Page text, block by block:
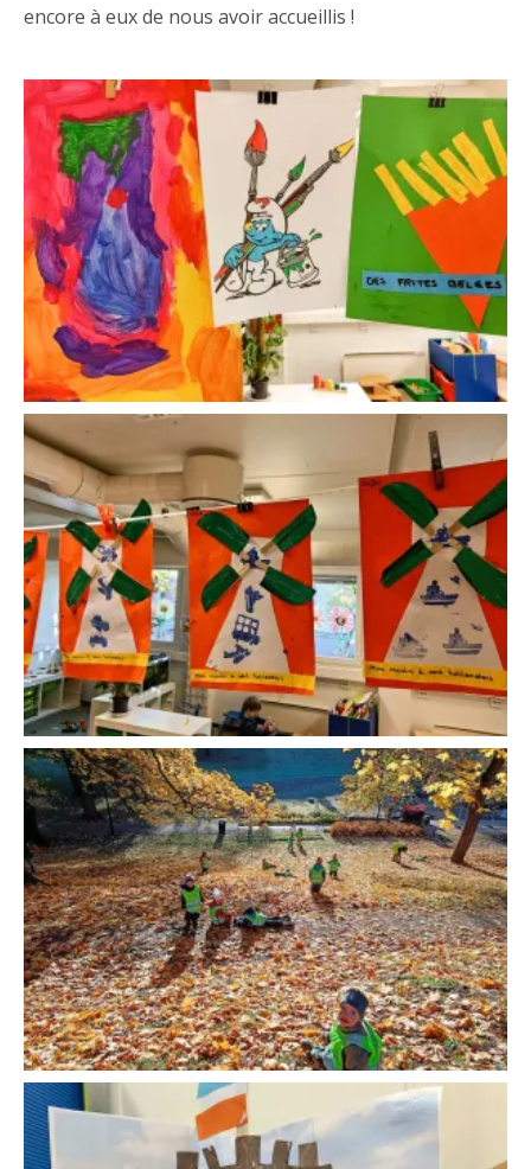
encore à eux de nous avoir accueillis !